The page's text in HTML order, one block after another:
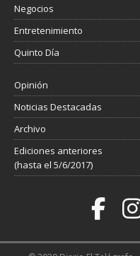
Negocios
Entretenimiento
Quinto Día
Opinión
Noticias Destacadas
Archivo
Ediciones anteriores
(hasta el 5/6/2017)